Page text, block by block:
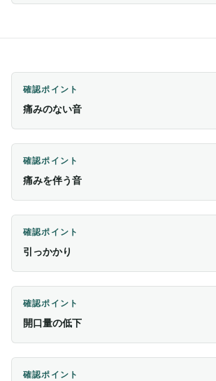
確認ポイント
痛みのない音
確認ポイント
痛みを伴う音
確認ポイント
引っかかり
確認ポイント
開口量の低下
確認ポイント